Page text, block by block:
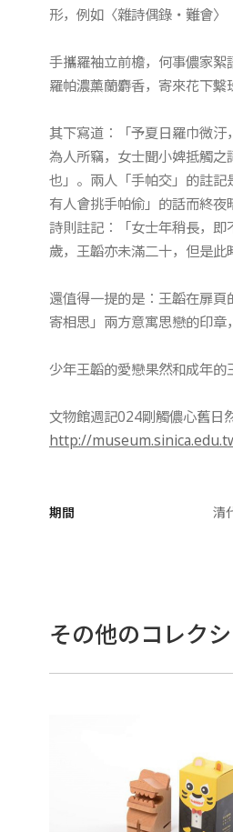
形，例如〈雜詩偶錄‧難會〉
手攜羅袖立前檐，何事儂家絮
羅帕濃薰蘭麝香，寄來花下繫
其下寫道：「予夏日羅巾微
為人所竊，女士聞小婢抵觸
也」。兩人「手帕交」的註
有人會挑手帕偷」的話而終
詩則註記：「女士年稍長，
歲，王韜亦未滿二十，但是此
還值得一提的是：王韜在扉
寄相思」兩方意寓思戀的印章
少年王韜的愛戀果然和成年的
文物館週記024剛觸儂心舊
http://
期間 清
その他のコレク